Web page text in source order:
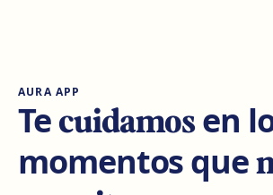
Lleida
Carrer Enric Granados, 4, 25006 Lleida
Cómo llegarVer clínica
AURA APP
Tecuidamosen
momentos que